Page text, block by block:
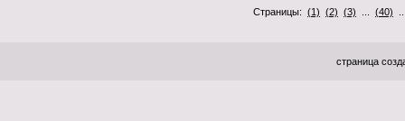
Страницы: (1) (2) (3) (40)
страница